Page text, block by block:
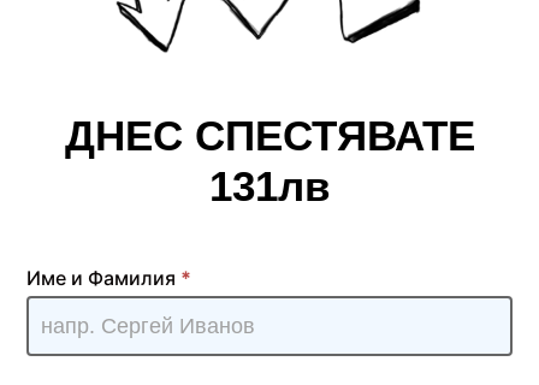
ДНЕС СПЕСТЯВАТЕ
131лв
Antenna
TV [BG] -
GNPROMO
| UN
Име и Фамилия *